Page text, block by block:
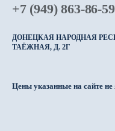
+7 (949) 863-86-59
ДОНЕЦКАЯ НАРОДНАЯ
ТАЁЖНАЯ, Д. 2Г
Цены указанные на сайте